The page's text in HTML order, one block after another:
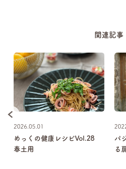
関連記事
2026.05.01
めっくの健康レシピVol.28
春土用
パ
る